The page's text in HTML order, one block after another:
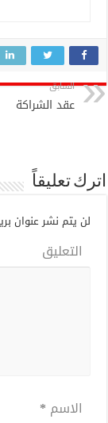
السابق
عقد الشراكة
اترك تعليقاً
لن يتم نشر عنوان
التعليق
الاسم *